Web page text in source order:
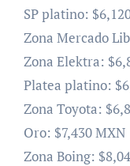
SP platino:
Zona Mercado
Zona Elektra:
Platea platino:
Zona Toyota:
Oro: $7,430 MXN
Zona Boing: